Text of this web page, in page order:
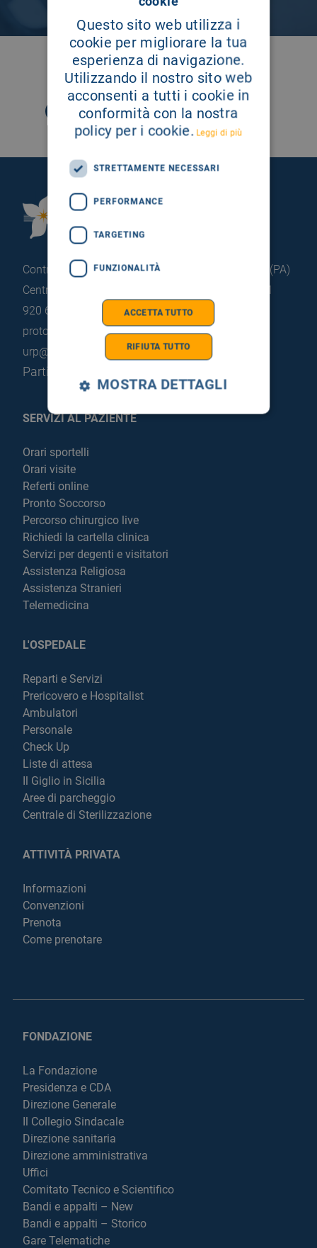
SEGUICI SU
Fondazione Istituto
G.Giglio di Cefalù
Contrada Pietrapollastra - Pisciotto 90015 Cefalù (PA)
Centralino: +39 0921 920 111
Portineria: +39 0921
920 663
protocollo@pec.hsrgiglio.it info@hsrgiglio.it
urp@hsrgiglio.it
Partita IVA: 05205490823
SERVIZI AL PAZIENTE
Orari sportelli
Orari visite
Referti online
Pronto Soccorso
Percorso chirurgico live
Richiedi la cartella clinica
Servizi per degenti e visitatori
Assistenza Religiosa
Assistenza Stranieri
Telemedicina
L'OSPEDALE
Reparti e Servizi
Prericovero e Hospitalist
Ambulatori
Personale
Check Up
Liste di attesa
Il Giglio in Sicilia
Aree di parcheggio
Centrale di Sterilizzazione
ATTIVITÀ PRIVATA
Informazioni
Convenzioni
Prenota
Come prenotare
FONDAZIONE
La Fondazione
Presidenza e CDA
Direzione Generale
Il Collegio Sindacale
Direzione sanitaria
Direzione amministrativa
Uffici
Comitato Tecnico e Scientifico
Bandi e appalti – New
Bandi e appalti – Storico
Gare Telematiche
Questo sito web utilizza i
cookie per migliorare la tua
esperienza di navigazione.
Utilizzando il nostro sito web
acconsenti a tutti i cookie in
conformità con la nostra
policy per i cookie. Leggi di più
STRETTAMENTE NECESSARI
PERFORMANCE
TARGETING
FUNZIONALITÀ
ACCETTA TUTTO
RIFIUTA TUTTO
MOSTRA DETTAGLI